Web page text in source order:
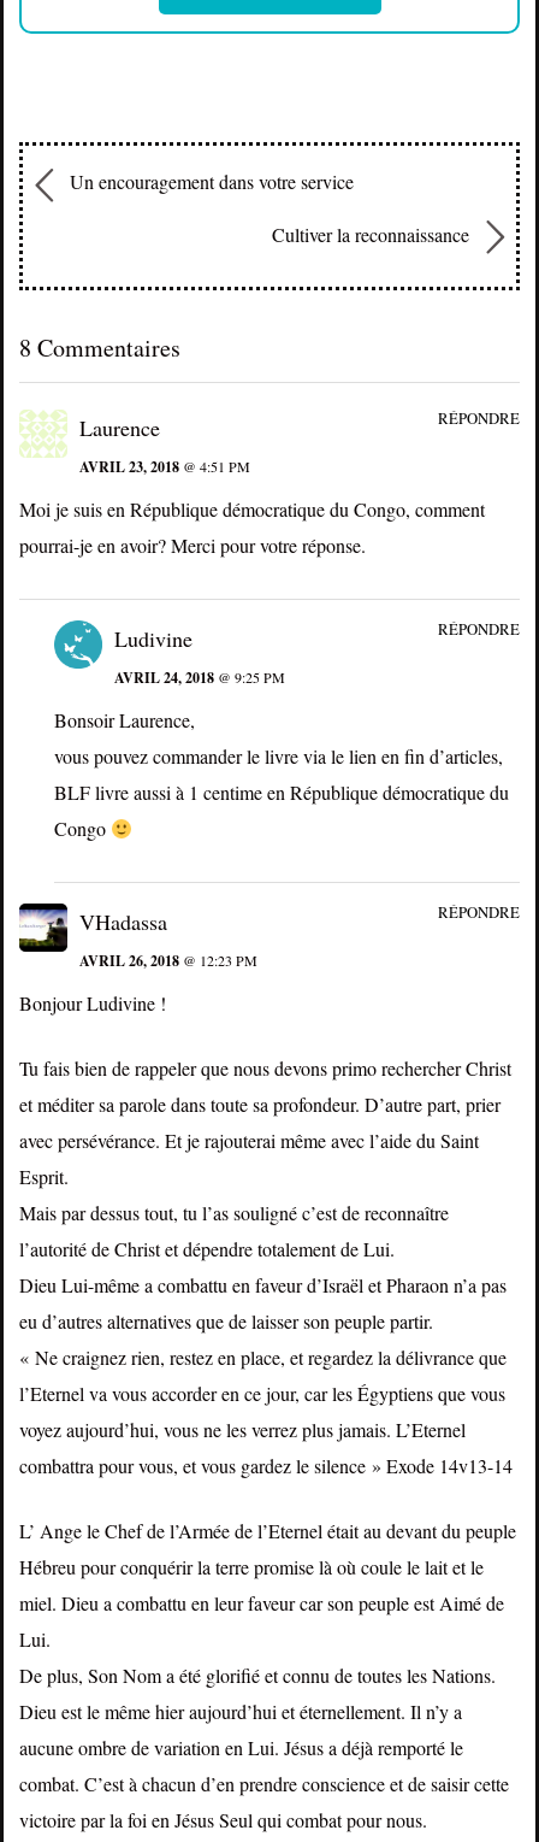
Un encouragement dans votre service
Cultiver la reconnaissance
8 Commentaires
Laurence
AVRIL 23, 2018 @ 4:51 PM
Moi je suis en République démocratique du Congo, comment
pourrai-je en avoir? Merci pour votre réponse.
RÉPONDRE
Ludivine
AVRIL 24, 2018 @ 9:25 PM
Bonsoir Laurence,
vous pouvez commander le livre via le lien en fin d’articles,
BLF livre aussi à 1 centime en République démocratique du
Congo
RÉPONDRE
VHadassa
AVRIL 26, 2018 @ 12:23 PM
Bonjour Ludivine !
Tu fais bien de rappeler que nous devons primo rechercher Christ
et méditer sa parole dans toute sa profondeur. D’autre part, prier
avec persévérance. Et je rajouterai même avec l’aide du Saint
Esprit.
Mais par dessus tout, tu l’as souligné c’est de reconnaître
l’autorité de Christ et dépendre totalement de Lui.
Dieu Lui-même a combattu en faveur d’Israël et Pharaon n’a pas
eu d’autres alternatives que de laisser son peuple partir.
« Ne craignez rien, restez en place, et regardez la délivrance que
l’Eternel va vous accorder en ce jour, car les Égyptiens que vous
voyez aujourd’hui, vous ne les verrez plus jamais. L’Eternel
combattra pour vous, et vous gardez le silence » Exode 14v13-14
L’ Ange le Chef de l’Armée de l’Eternel était au devant du peuple
Hébreu pour conquérir la terre promise là où coule le lait et le
miel. Dieu a combattu en leur faveur car son peuple est Aimé de
Lui.
De plus, Son Nom a été glorifié et connu de toutes les Nations.
Dieu est le même hier aujourd’hui et éternellement. Il n’y a
aucune ombre de variation en Lui. Jésus a déjà remporté le
combat. C’est à chacun d’en prendre conscience et de saisir cette
victoire par la foi en Jésus Seul qui combat pour nous.
RÉPONDRE